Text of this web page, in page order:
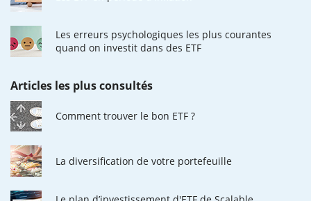
Les erreurs psychologiques les plus courantes
quand on investit dans des ETF
Articles les plus consultés
Comment trouver le bon ETF ?
La diversification de votre portefeuille